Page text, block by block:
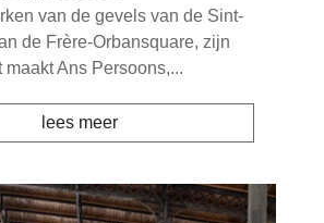
van de gevels van de Sint-
de Frère-Orbansquare, zijn
Ans Persoons,...
lees meer